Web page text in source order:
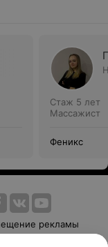
Стаж 5 лет
Массажист
Феникс
рекламы